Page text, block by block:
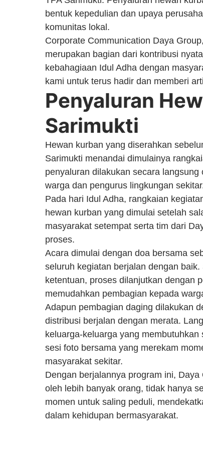
bentuk kepedulian dan upaya
komunitas lokal.
Corporate Communication Daya
merupakan bagian dari kontribusi
kebahagiaan Idul Adha dengan
kami untuk terus hadir dan memberi
Penyaluran
Sarimukti
Hewan kurban yang diserahkan
Sarimukti menandai dimulainya
penyaluran dilakukan secara
warga dan pengurus lingkungan
Pada hari Idul Adha, rangkaian
hewan kurban yang dimulai setelah
masyarakat setempat serta tim dari
proses.
Acara dimulai dengan doa bersama
seluruh kegiatan berjalan dengan
ketentuan, proses dilanjutkan dengan
memudahkan pembagian kepada
Adapun pembagian daging dilakukan
distribusi berjalan dengan merata.
keluarga-keluarga yang
sesi foto bersama yang merekam
masyarakat sekitar.
Dengan berjalannya program ini,
oleh lebih banyak orang, tidak hanya
momen untuk saling peduli,
dalam kehidupan bermasyarakat.